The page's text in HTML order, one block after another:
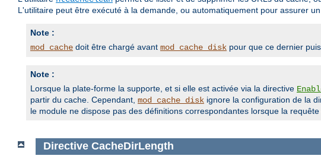
L'utilitaire peut être exécuté à la demande, ou automatiquement pour assurer
Note :
mod_cache doit être chargé avant mod_cache_disk pour que ce dernier
Note :
Lorsque la plate-forme la supporte, et si elle est activée via la directive
partir du cache. Cependant, mod_cache_disk ignore la configuration de la
le module ne dispose pas des définitions correspondantes lorsque la
Directive CacheDirLength